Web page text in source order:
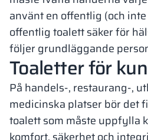
använt en offentlig (och
offentlig toalett säker för
följer grundläggande
Toaletter för
På handels-, restaurang-,
medicinska platser bör det
toalett som måste uppfylla